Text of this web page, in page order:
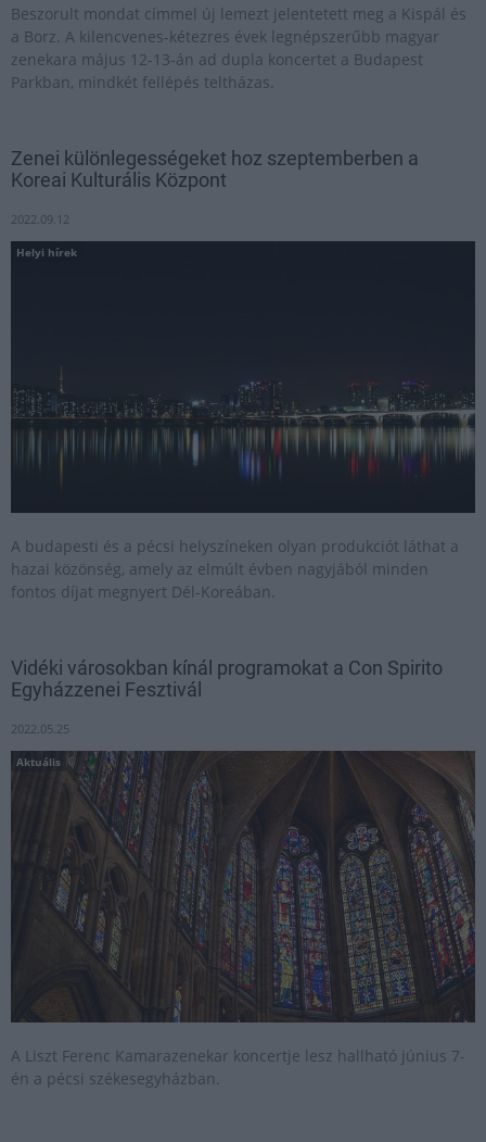
Beszorult mondat címmel új lemezt jelentetett meg a Kispál és
a Borz. A kilencvenes-kétezres évek legnépszerűbb magyar
zenekara május 12-13-án ad dupla koncertet a Budapest
Parkban, mindkét fellépés teltházas.
Zenei különlegességeket hoz szeptemberben a
Koreai Kulturális Központ
2022.09.12
Helyi hírek
A budapesti és a pécsi helyszíneken olyan produkciót láthat a
hazai közönség, amely az elmúlt évben nagyjából minden
fontos díjat megnyert Dél-Koreában.
Vidéki városokban kínál programokat a Con Spirito
Egyházzenei Fesztivál
2022.05.25
Aktuális
A Liszt Ferenc Kamarazenekar koncertje lesz hallható június 7-
én a pécsi székesegyházban.